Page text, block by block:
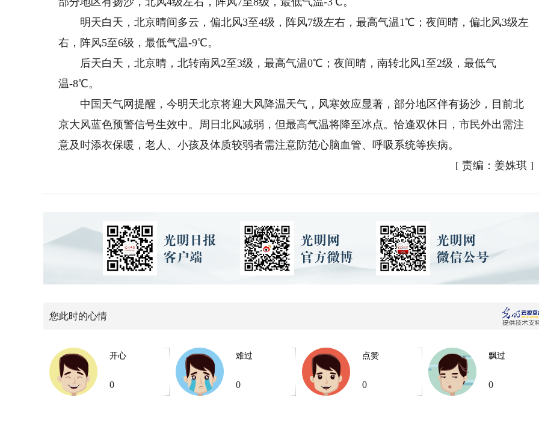
明天白天，北京晴间多云，偏北风3至4级，阵风7级左右，最高气温1℃；夜间晴，偏北风3级左
右，阵风5至6级，最低气温-9℃。
后天白天，北京晴，北转南风2至3级，最高气温0℃；夜间晴，南转北风1至2级，最低气
温-8℃。
中国天气网提醒，今明天北京将迎大风降温天气，风寒效应显著，部分地区伴有扬沙，目前北
京大风蓝色预警信号生效中。周日北风减弱，但最高气温将降至冰点。恰逢双休日，市民外出需注
意及时添衣保暖，老人、小孩及体质较弱者需注意防范心脑血管、呼吸系统等疾病。
[ 责编：姜姝琪 ]
您此时的心情
开心
0
难过
0
点赞
0
飘过
0